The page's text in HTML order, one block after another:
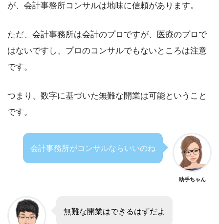
が、会計事務所コンサルは地味に信頼があります。
ただ、会計事務所は会計のプロですが、医療のプロで
はないですし、プロのコンサルでもないところは注意
です。
つまり、数字に基づいた無難な開業は可能ということ
です。
会計事務所がコンサルならいいのね
助手ちゃん
無難な開業はできるはずだよ